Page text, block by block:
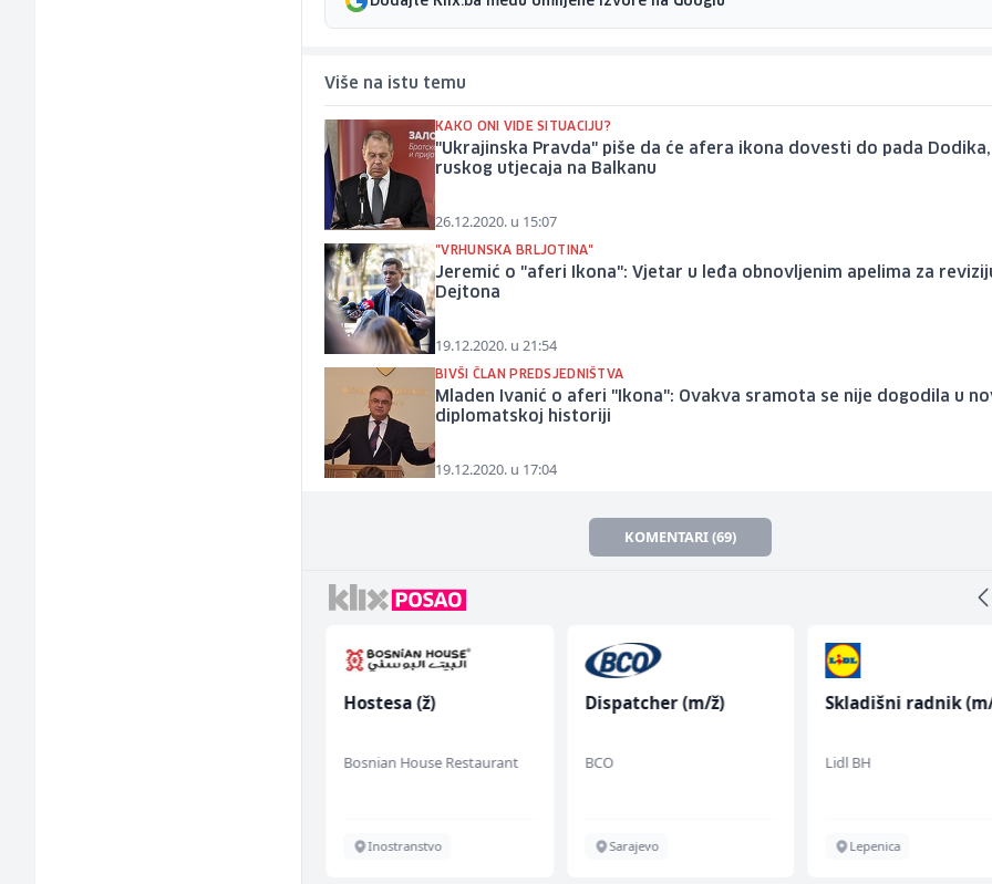
Više na istu temu
KAKO ONI VIDE SITUACIJU?
"Ukrajinska Pravda" piše da će afera ikona dovesti do pada Dodika,
ruskog utjecaja na Balkanu
26.12.2020. u 15:07
"VRHUNSKA BRLJOTINA"
Jeremić o "aferi Ikona": Vjetar u leđa obnovljenim apelima za
Dejtona
19.12.2020. u 21:54
BIVŠI ČLAN PREDSJEDNIŠTVA
Mladen Ivanić o aferi "Ikona": Ovakva sramota se nije dogodila u
diplomatskoj historiji
19.12.2020. u 17:04
KOMENTARI (69)
Hostesa (ž)
Bosnian House Restaurant
Inostranstvo
Dispatcher (m/ž)
BCO
Sarajevo
Skladišni radnik
Lidl BH
Lepenica